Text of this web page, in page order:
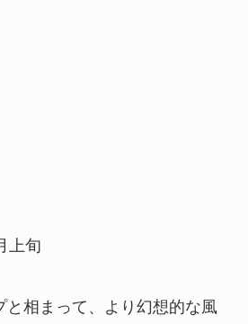
上旬
と相まって、より幻想的な風